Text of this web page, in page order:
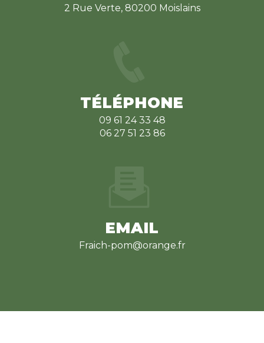
2 Rue Verte, 80200 Moislains
TÉLÉPHONE
09 61 24 33 48
06 27 51 23 86
EMAIL
fraich-pom@orange.fr